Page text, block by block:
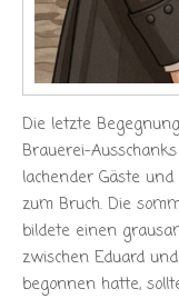
Die letzte
Brauerei-
lachender Gäste
zum Bruch. Die
bildete einen
zwischen Eduard
begonnen hatte,